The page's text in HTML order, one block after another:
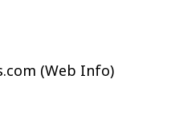
(Web Info)